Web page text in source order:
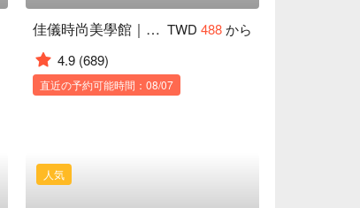
佳儀時尚美學館｜樂華夜市優質店 TWD 488から
4.9 (689)
直近の予約可能時間：08/07
人気